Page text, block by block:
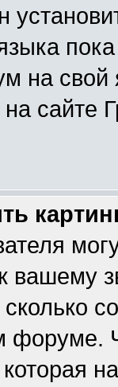
на
сайте
вашему
форуме.